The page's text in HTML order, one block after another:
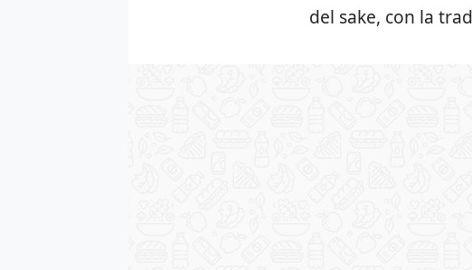
del sake, con la